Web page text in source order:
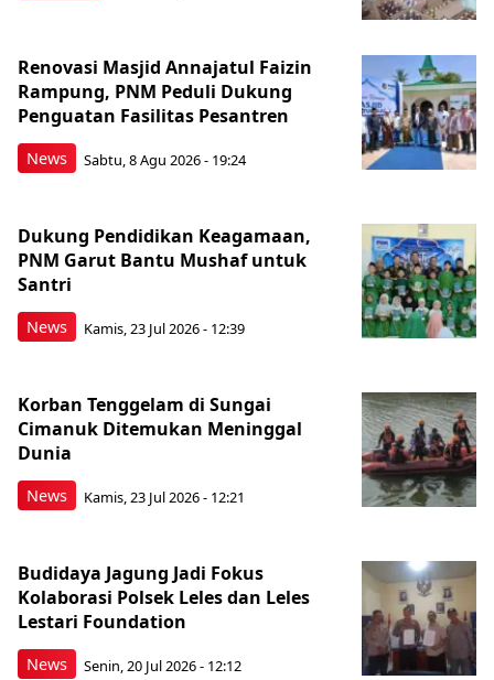
News
Renovasi Masjid Annajatul Faizin
Rampung, PNM Peduli Dukung
Penguatan Fasilitas Pesantren
Sabtu, 8 Agu 2026 - 19:24
News
Dukung Pendidikan Keagamaan,
PNM Garut Bantu Mushaf untuk
Santri
Kamis, 23 Jul 2026 - 12:39
News
Korban Tenggelam di Sungai
Cimanuk Ditemukan Meninggal
Dunia
Kamis, 23 Jul 2026 - 12:21
News
Budidaya Jagung Jadi Fokus
Kolaborasi Polsek Leles dan Leles
Lestari Foundation
Senin, 20 Jul 2026 - 12:12